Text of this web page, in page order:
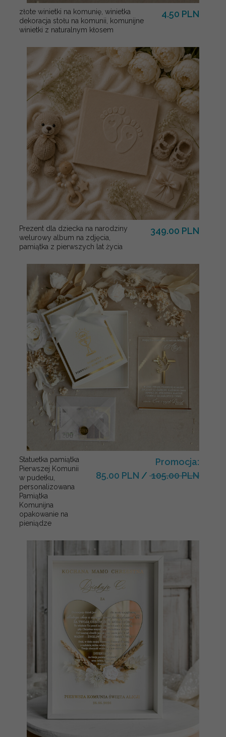
złote winietki na komunię, winietka
dekoracja stołu na komunii, komunijne
winietki z naturalnym kłosem
4.50 PLN
Prezent dla dziecka na narodziny
welurowy album na zdjęcia,
pamiątka z pierwszych lat życia
349.00 PLN
Statuetka pamiątka
Pierwszej Komunii
w pudełku,
personalizowana
Pamiątka
Komunijna
opakowanie na
pieniądze
Promocja:
85.00 PLN / 105.00 PLN